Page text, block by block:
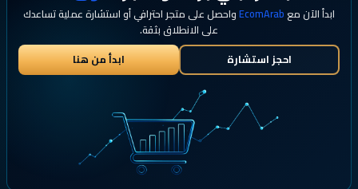
ابدأ الآن معEcomArabواحصل على متجر احترافي أو استشارة عملية تساعدك
على الانطلاق بثقة.
احجز استشارة
ابدأ من هنا